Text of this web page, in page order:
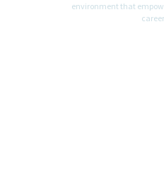
environment that
career